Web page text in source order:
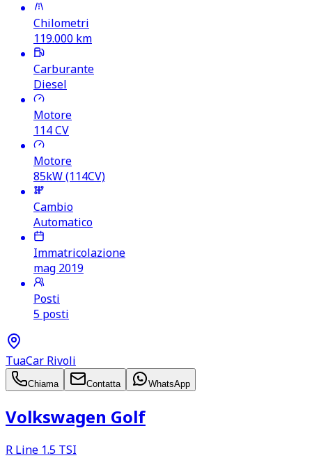
Chilometri
119.000 km
Carburante
Diesel
Motore
114CV
Motore
85kW (114CV)
Cambio
Automatico
Immatricolazione
mag 2019
Posti
5 posti
TuaCar Rivoli
Chiama Contatta WhatsApp
Volkswagen Golf
R Line 1.5 TSI